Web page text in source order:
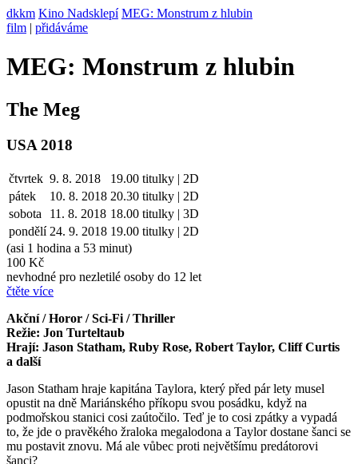
dkkm Kino Nadsklepí MEG: Monstrum z hlubin
film | přidáváme
MEG: Monstrum z hlubin
The Meg
USA 2018
čtvrtek 9. 8. 2018 19.00 titulky | 2D
pátek
10. 8. 2018 20.30 titulky | 2D
sobota
11. 8. 2018 18.00 titulky | 3D
pondělí 24. 9. 2018 19.00 titulky | 2D
(asi 1 hodina a 53 minut)
100 Kč
nevhodné pro nezletilé osoby do 12 let
čtěte více
Akční / Horor / Sci-Fi / Thriller
Režie: Jon Turteltaub
Hrají: Jason Statham, Ruby Rose, Robert Taylor, Cliff Curtis
a další
Jason Statham hraje kapitána Taylora, který před pár lety musel
opustit na dně Mariánského příkopu svou posádku, když na
podmořskou stanici cosi zaútočilo. Teď je to cosi zpátky a vypadá
to, že jde o pravěkého žraloka megalodona a Taylor dostane šanci se
mu postavit znovu. Má ale vůbec proti největšímu predátorovi
šanci?